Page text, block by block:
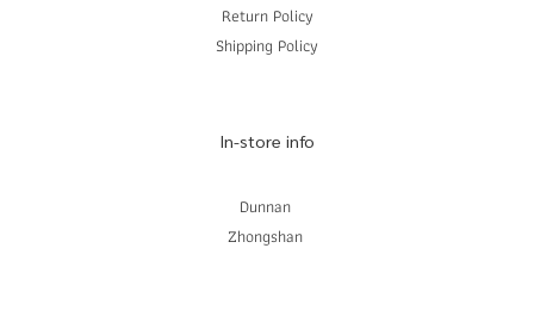
Return Policy
Shipping Policy
In-store info
Dunnan
Zhongshan